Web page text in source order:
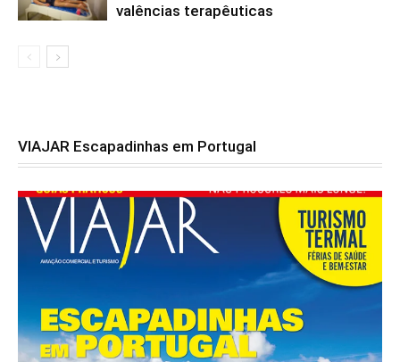
valências terapêuticas
VIAJAR Escapadinhas em Portugal